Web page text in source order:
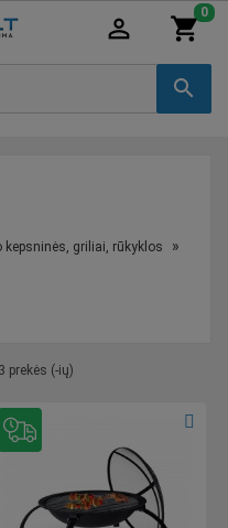
search
shopping_cart
0
person_outline
kepsninės, griliai, rūkyklos
prekės (-ių)